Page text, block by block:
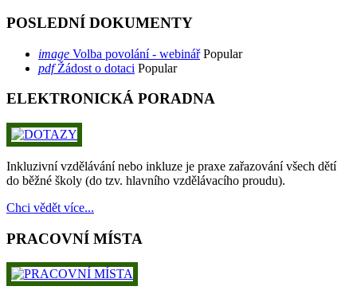
POSLEDNÍ DOKUMENTY
image Volba povolání - webinář Popular
pdf Žádost o dotaci Popular
ELEKTRONICKÁ PORADNA
Inkluzivní vzdělávání nebo inkluze je praxe zařazování všech dětí
do běžné školy (do tzv. hlavního vzdělávacího proudu).
Chci vědět více...
PRACOVNÍ MÍSTA